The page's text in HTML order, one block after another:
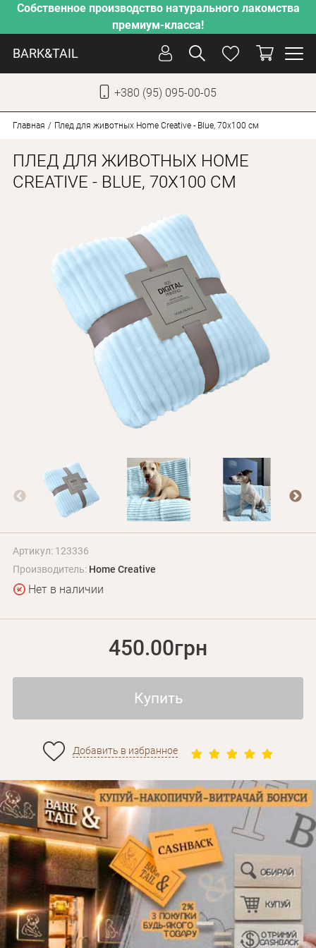
Собственное производство натурального лакомства
премиум-класса!
BARK&TAIL
+380 (95) 095-00-05
СОБАКИ
КОТЫ
ОТ ЖАРЫ
НАШЕ ПРОИЗВОДСТВО
НОВИНКИ
АКЦИИ
О КОМПАНИИ
БЛОГ
Оплата и доставка
Программа лояльности
О Нас
Контакты
+380 (95) 095-00-05
Главная Плед для животных Home Creative - Blue, 70х100 см
ПЛЕД ДЛЯ ЖИВОТНЫХ HOME
CREATIVE - BLUE, 70Х100 СМ
Артикул: 123336
Производитель: Home Creative
Нет в наличии
450.00грн
Купить
Добавить в избранное
Забыли пароль?
Личные данные